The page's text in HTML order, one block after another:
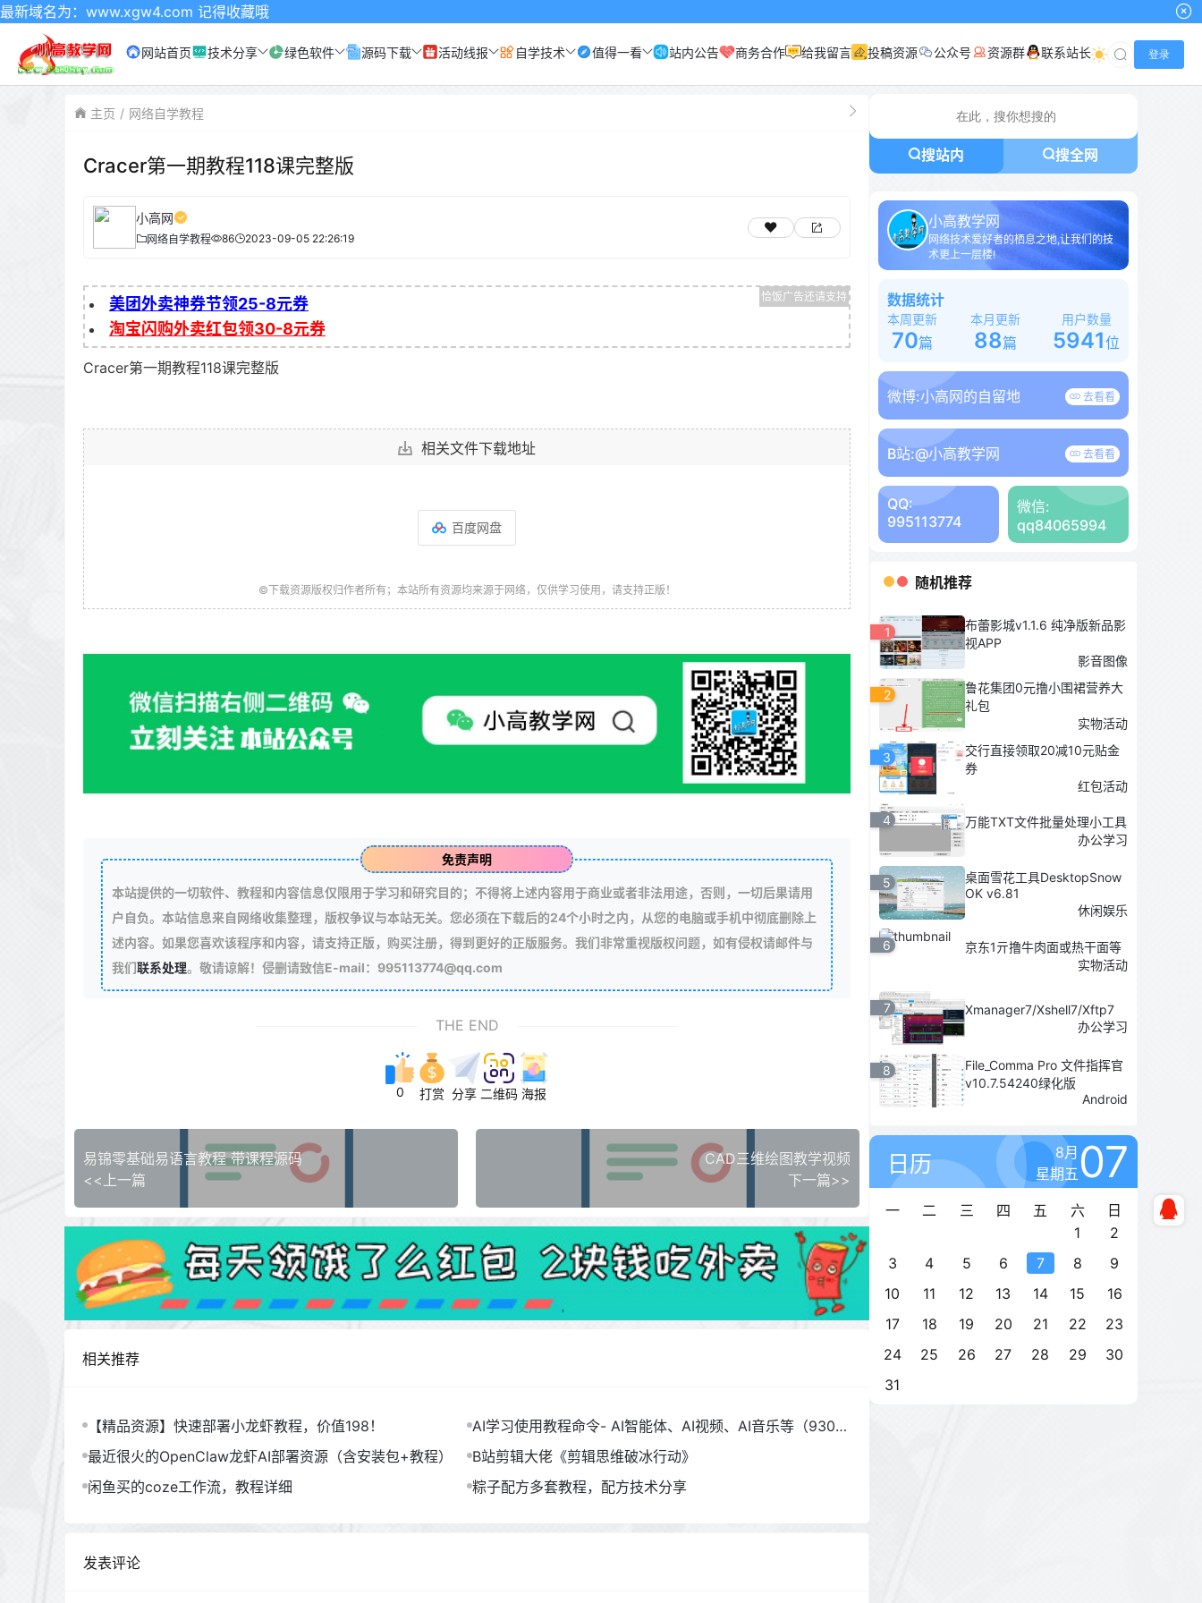
：www.xgw4.com 记得收藏哦
网站首页 技术分享 绿色软件 源码下载 活动线报 自学技术 值得一看 站内公告 商务合作 给我留言 投稿资源 公众号 资源群 联系站长 登录
主页 网络自学教程
Cracer第一期教程118课完整版
小高网
网络自学教程 86 2023-09-05 22:26:19
美团外卖神券节领25-8元券
淘宝闪购外卖红包领30-8元券
Cracer第一期教程118课完整版
相关文件下载地址
百度网盘
©下载资源版权归作者所有；本站所有资源均来源于网络，仅供学习使用，请支持正版！
免责声明
本站提供的一切软件、教程和内容信息仅限用于学习和研究目的；不得将上述内容用于商业或者非法用途，否则，一切后果请用
户自负。本站信息来自网络收集整理，版权争议与本站无关。您必须在下载后的24个小时之内，从您的电脑或手机中彻底删除上
述内容。如果您喜欢该程序和内容，请支持正版，购买注册，得到更好的正版服务。我们非常重视版权问题，如有侵权请邮件与
我们联系处理。敬请谅解！侵删请致信E-mail：995113774@qq.com
THE END
0 打赏 分享 二维码 海报
易锦零基础易语言教程 带课程源码
<<上一篇
CAD三维绘图教学视频
下一篇>>
相关推荐
【精品资源】快速部署小龙虾教程，价值198！
AI学习使用教程命令- AI智能体、AI视频、AI音乐等（930G
B）
最近很火的OpenClaw龙虾AI部署资源（含安装包+教程）
B站剪辑大佬《剪辑思维破冰行动》
闲鱼买的coze工作流，教程详细
粽子配方多套教程，配方技术分享
发表评论
搜站内 搜全网
小高教学网
网络技术爱好者的栖息之地,让我们的技
术更上一层楼!
数据统计
本周更新
70篇
本月更新
88篇
用户数量
5941位
微博:小高网的自留地 去看看
B站:@小高教学网 去看看
QQ:
995113774
微信:
qq84065994
随机推荐
1
布蕾影城v1.1.6 纯净版新品影
视APP
影音图像
2
鲁花集团0元撸小围裙营养大
礼包
实物活动
3
交行直接领取20减10元贴金
券
红包活动
4
万能TXT文件批量处理小工具
办公学习
5
桌面雪花工具DesktopSnow
OK v6.81
休闲娱乐
6
京东1亓撸牛肉面或热干面等
实物活动
7
Xmanager7/Xshell7/Xftp7
办公学习
8
File_Comma Pro 文件指挥官
v10.7.54240绿化版
Android
日历
8月
星期五 07
一 二 三 四 五 六
日
1
2
3
4 5 6 7 8
9
10
11 12 13 14 15
16
17
18 19 20 21 22
23
24
25 26 27 28 29
30
31